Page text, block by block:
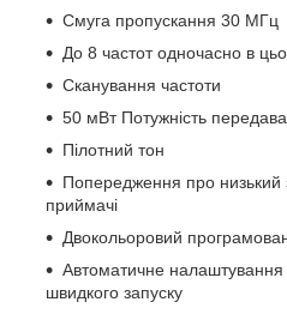
Смуга пропускання 30 МГц
До 8 частот одночасно в
Сканування частоти
50 мВт Потужність
Пілотний тон
Попередження про низький
приймачі
Двокольоровий
Автоматичне налаштування
швидкого запуску